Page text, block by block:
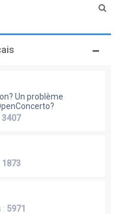
Un problème
3407
1873
: 5971